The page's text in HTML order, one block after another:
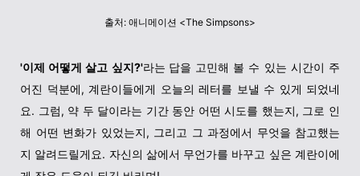
출처: 애니메이션 <The Simpsons>
'이제 어떻게 살고 싶지?'라는 답을 고민해 볼 수 있는 시간이 주
어진 덕분에, 계란이들에게 오늘의 레터를 보낼 수 있게 되었네
요. 그럼, 약 두 달이라는 기간 동안 어떤 시도를 했는지, 그로 인
해 어떤 변화가 있었는지, 그리고 그 과정에서 무엇을 참고했는
지 알려드릴게요. 자신의 삶에서 무언가를 바꾸고 싶은 계란이에